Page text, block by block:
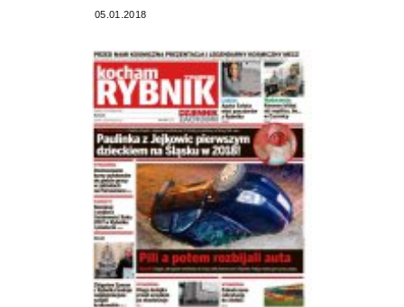
05.01.2018